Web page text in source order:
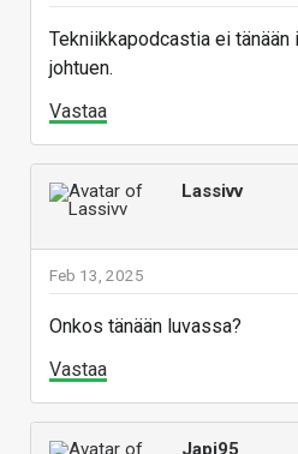
Tekniikkapodcastia ei
johtuen.
Vastaa
Lassivv
Feb 13, 2025
Onkos tänään luvassa?
Vastaa